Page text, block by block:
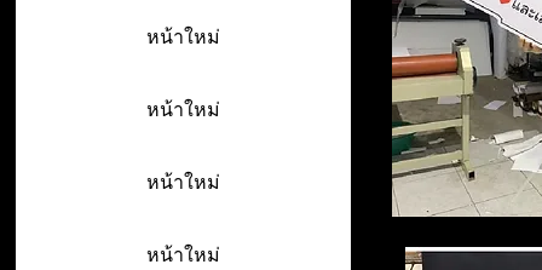
หน้าใหม่
หน้าใหม่
หน้าใหม่
หน้าใหม่